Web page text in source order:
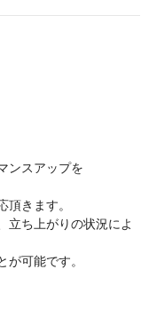
ンスアップを
きます。
立ち上がりの状況によ
可能です。